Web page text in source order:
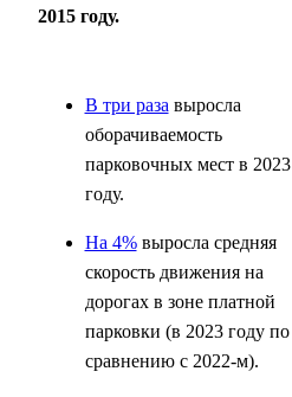
2015 году.
В три раза выросла
оборачиваемость
парковочных мест в 2023
году.
На 4%выросла средняя
скорость движения на
дорогах в зоне платной
парковки (в 2023 году по
сравнению с 2022-м).